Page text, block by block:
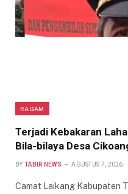
RAGAM
Terjadi Kebakaran
Bila-bilaya Desa
BY TABIR NEWS AGUSTUS 7, 2026
Camat Laikang Kabupaten